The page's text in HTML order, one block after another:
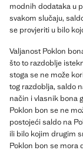
modnih dodataka u
svakom slučaju,
se provjeriti u bilo
Valjanost Poklon
što to razdoblje
stoga se ne može
tog razdoblja, saldo
način i vlasnik bona
Poklon bon se ne
postojeći saldo na
ili bilo kojim drugim
Poklon bon se mora